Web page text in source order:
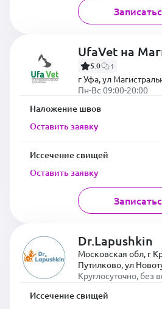
UfaVet на
5.0 1
г Уфа, ул
Пн-Вс 09:00-20:00
Наложение швов
Оставить заявку
Иссечение свищей
Оставить заявку
Dr.Lapushkin
Московская обл, г
Путилково, ул
Круглосуточно, без
Иссечение свищей